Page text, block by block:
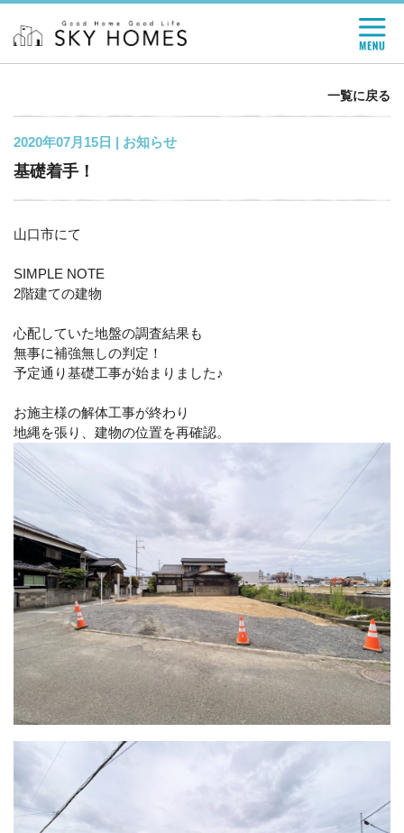
一覧に戻る
2020年07月15日 | お知らせ
基礎着手！
山口市にて
SIMPLE NOTE
2階建ての建物
心配していた地盤の調査結果も
無事に補強無しの判定！
予定通り基礎工事が始まりました♪
お施主様の解体工事が終わり
地縄を張り、建物の位置を再確認。